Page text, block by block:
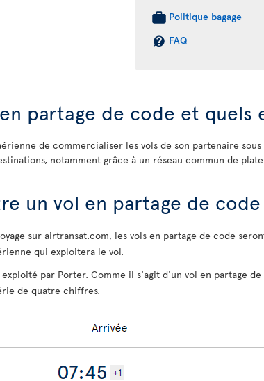
Politique bagage
FAQ
partage de code et quels
de commercialiser les vols de son partenaire
notamment grâce à un réseau commun de
un vol en partage de code
sur airtransat.com, les vols en partage de code
qui exploitera le vol.
exploité par Porter. Comme il s'agit d'un vol en partage
de quatre chiffres.